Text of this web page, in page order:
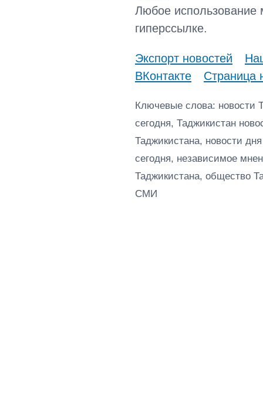
Любое использование
гиперссылке.
Экспорт новостей
ВКонтакте
Страница
Ключевые слова: новости
сегодня, Таджикистан
Таджикистана, новости
сегодня, независимое
Таджикистана, общество
СМИ